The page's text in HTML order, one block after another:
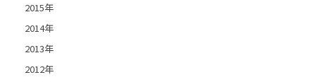
2015年
2014年
2013年
2012年